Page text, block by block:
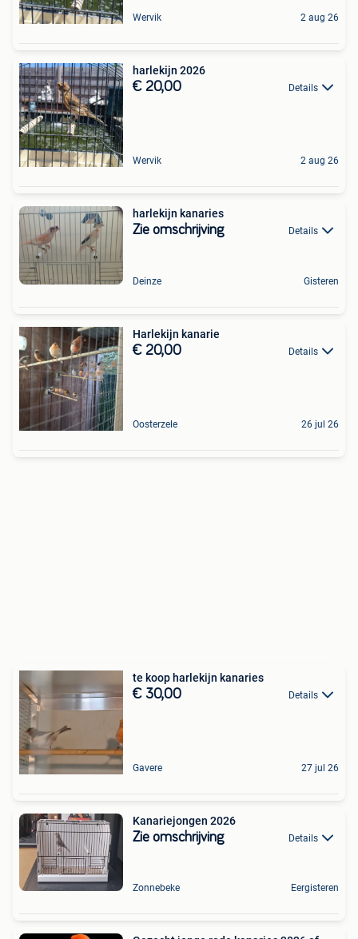
Wervik 2 aug 26
harlekijn 2026
€ 20,00 Details
Wervik 2 aug 26
harlekijn kanaries
Zie omschrijving Details
Deinze Gisteren
Harlekijn kanarie
€ 20,00 Details
Oosterzele 26 jul 26
te koop harlekijn kanaries
€ 30,00 Details
Gavere 27 jul 26
Kanariejongen 2026
Zie omschrijving Details
Zonnebeke Eergisteren